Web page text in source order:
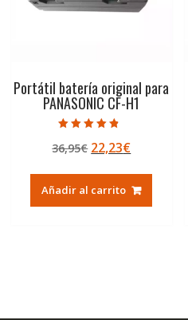
Portátil batería original para
PANASONIC CF-H1
4.50
de 5
36,95€ El
original
era:
22,23€El
actual
es:
Añadir al carrito